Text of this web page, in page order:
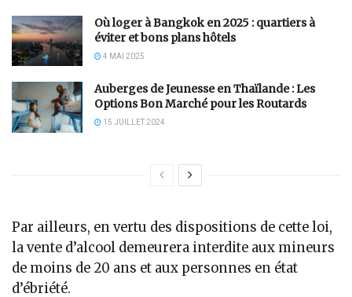
Où loger à Bangkok en 2025 : quartiers à
éviter et bons plans hôtels
4 MAI 2025
Auberges de Jeunesse en Thaïlande : Les
Options Bon Marché pour les Routards
15 JUILLET 2024
Par ailleurs, en vertu des dispositions de cette loi,
la vente d’alcool demeurera interdite aux mineurs
de moins de 20 ans et aux personnes en état
d’ébriété.